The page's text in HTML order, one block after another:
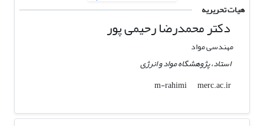
هیات تحریریه
دکتر محمدرضا رحیمی پور
مهندسی مواد
استاد، پژوهشگاه مواد و انرژی
m-rahimi
merc.ac.ir